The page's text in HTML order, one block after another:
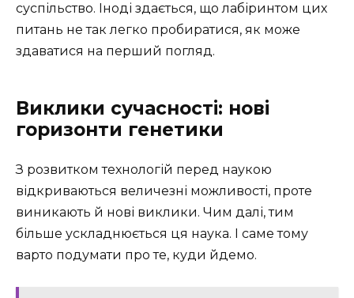
суспільство. Іноді здається, що лабіринтом цих
питань не так легко пробиратися, як може
здаватися на перший погляд.
Виклики сучасності: нові
горизонти генетики
З розвитком технологій перед наукою
відкриваються величезні можливості, проте
виникають й нові виклики. Чим далі, тим
більше ускладнюється ця наука. І саме тому
варто подумати про те, куди йдемо.